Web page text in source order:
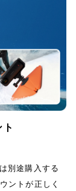
別途購入する
ントが正しく